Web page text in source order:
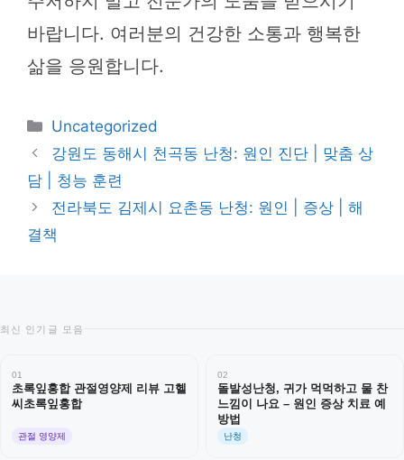
바랍니다. 여러분의 건강한 소통과 행복한
삶을 응원합니다.
카
테
고
리
Uncategorized
강원도 동해시 천곡동 난청: 원인 진단 | 맞춤 상
담 | 청능 훈련
전라북도 김제시 요촌동 난청: 원인 | 증상 | 해
결책
최신 인기글 모음
01
초록잎홍합 관절영양제 리뷰 고헬
씨초록잎홍합
관절 영양제
02
돌발성난청, 귀가 먹먹하고 물 찬
느낌이 나요 – 원인 증상 치료 예
방법
난청